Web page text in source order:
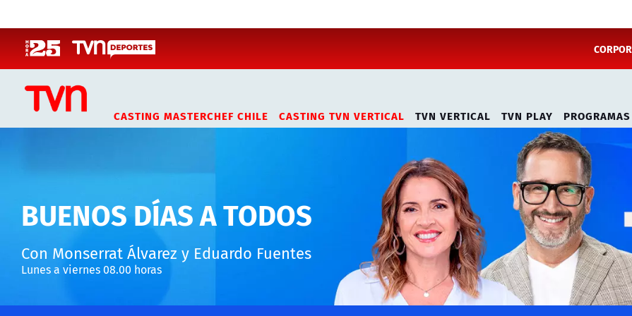
CASTING MASTERCHEF CHILE CASTING TVN VERTICAL TVN VERTICAL TVN PLAY PROGRAMAS
BUENOS DÍAS A TODOS
Con Monserrat Álvarez y Eduardo Fuentes
Lunes a viernes 08.00 horas